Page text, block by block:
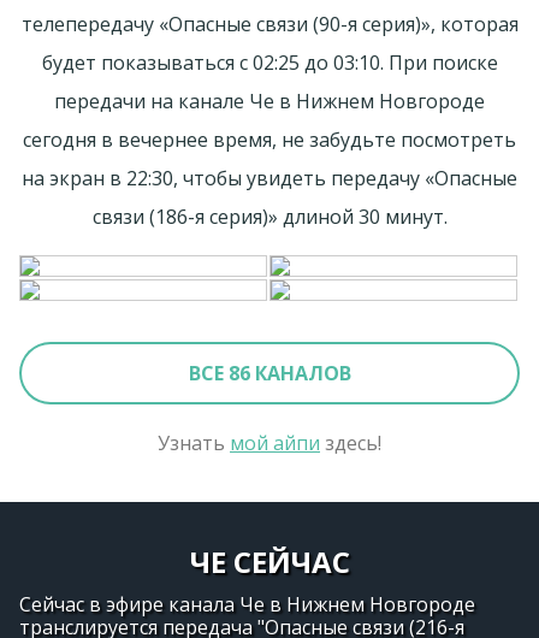
телепередачу «Опасные связи (90-я серия)», которая
будет показываться с 02:25 до 03:10. При поиске
передачи на канале Че в Нижнем Новгороде
сегодня в вечернее время, не забудьте посмотреть
на экран в 22:30, чтобы увидеть передачу «Опасные
связи (186-я серия)» длиной 30 минут.
ВСЕ 86 КАНАЛОВ
Узнать мой айпи здесь!
ЧЕ СЕЙЧАС
Сейчас в эфире канала Че в Нижнем Новгороде
транслируется передача "Опасные связи (216-я